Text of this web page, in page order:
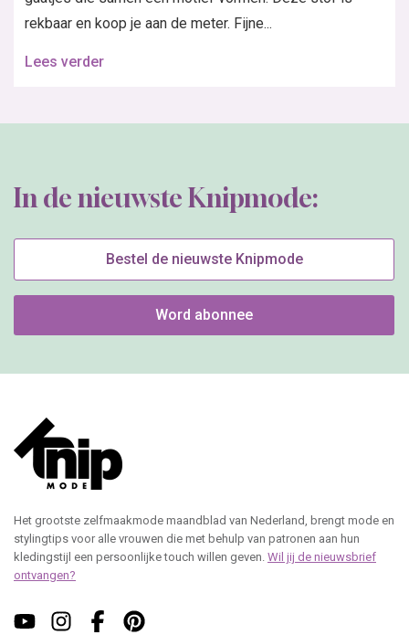
rekbaar en koop je aan de meter. Fijne...
Lees verder
In de nieuwste Knipmode:
Bestel de nieuwste Knipmode
Word abonnee
Het grootste zelfmaakmode maandblad van Nederland, brengt mode en
stylingtips voor alle vrouwen die met behulp van patronen aan hun
kledingstijl een persoonlijke touch willen geven. Wil jij de nieuwsbrief
ontvangen?